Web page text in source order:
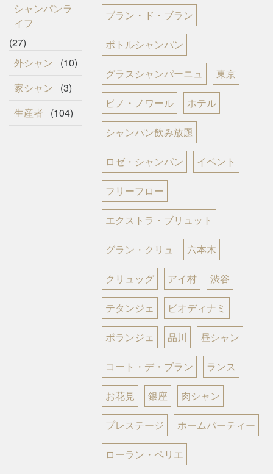
シャンパンラ
イフ
(27)
外シャン
(10)
家シャン
(3)
生産者 (104)
ブラン・ド・ブラン
ボトルシャンパン
グラスシャンパーニュ 東京
ピノ・ノワール ホテル
シャンパン飲み放題
ロゼ・シャンパン イベント
フリーフロー
エクストラ・ブリュット
グラン・クリュ 六本木
クリュッグ アイ村 渋谷
テタンジェ ビオディナミ
ボランジェ 品川 昼シャン
コート・デ・ブラン ランス
お花見 銀座 肉シャン
プレステージ ホームパーティー
ローラン・ペリエ